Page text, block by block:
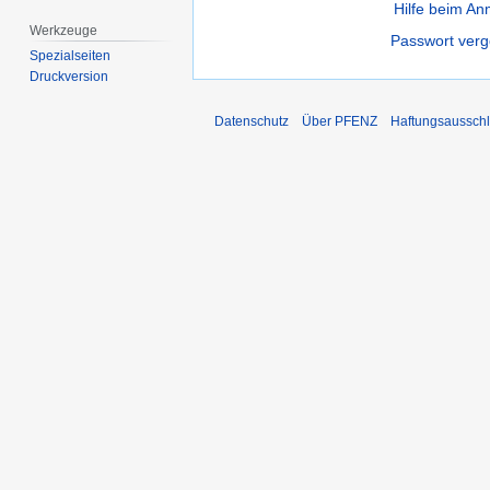
Hilfe beim
Passwort
Werkzeuge
Spezialseiten
Druckversion
Datenschutz Über PFENZ